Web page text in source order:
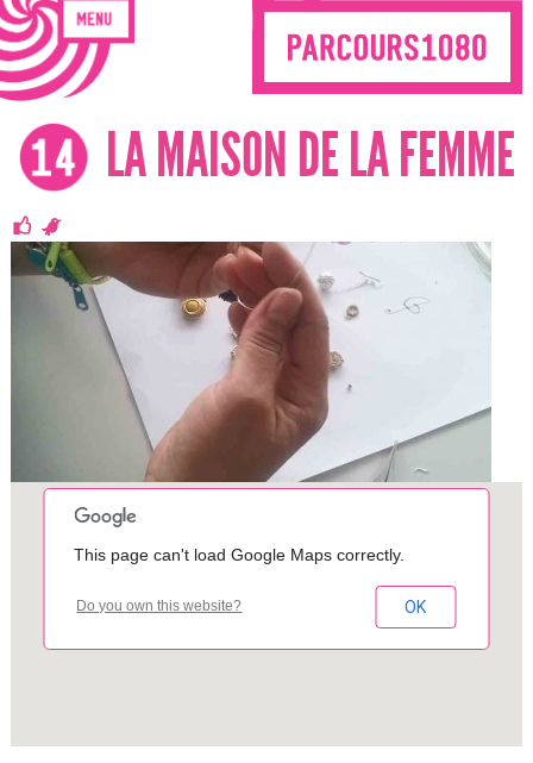
LA MAISON DE LA FEMME
This page can't load Google Maps correctly.
Do you own this website? OK